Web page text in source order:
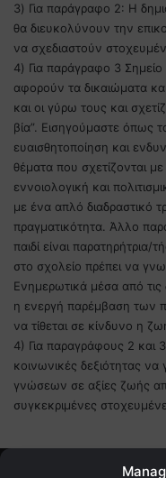
3) Για παράγραφο 2: Η
θα διευκολύνουν την
να σχεδιαστούν
4) Για παράγραφο 3
αφορούν τα δικαιώματα
και οι γύρω τους και
βία”. Εισηγούμαστε όπως
ευαισθητοποίηση και
θέματα που σχετίζονται
εννοιολογική και
με ένα απλό διαδραστικό
πραγματικότητα. Άλλο
παιδί είναι
στο σχολείο πρέπει να
Ενημερωτικά μέσα από τις
η ενεργή παρέμβαση των
να τίθεται σε κίνδυνο η
4) Για παραγράφους 2 και
κοινωνικές δεξιότητας
γνώσεων σε αξίες ζωής
συγκεκριμένες